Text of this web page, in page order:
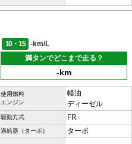
10・15
-km/L
満タンでどこまで走る？
-km
使用燃料
エンジン
軽油
ディーゼル
駆動方式 FR
過給器（ターボ） ターボ